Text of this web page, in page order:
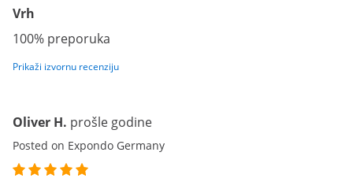
Vrh
100% preporuka
Prikaži izvornu recenziju
Oliver H. prošle godine
Posted on Expondo Germany